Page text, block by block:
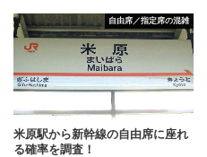
自由席／指定席の混雑
米原駅から新幹線の自由席に座れ
る確率を調査！